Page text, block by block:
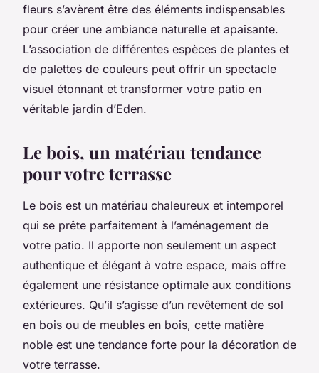
fleurs s’avèrent être des éléments indispensables
pour créer une ambiance naturelle et apaisante.
L’association de différentes espèces de plantes et
de palettes de couleurs peut offrir un spectacle
visuel étonnant et transformer votre patio en
véritable jardin d’Eden.
Le bois, un matériau tendance
pour votre terrasse
Le bois est un matériau chaleureux et intemporel
qui se prête parfaitement à l’aménagement de
votre patio. Il apporte non seulement un aspect
authentique et élégant à votre espace, mais offre
également une résistance optimale aux conditions
extérieures. Qu’il s’agisse d’un revêtement de sol
en bois ou de meubles en bois, cette matière
noble est une tendance forte pour la décoration de
votre terrasse.